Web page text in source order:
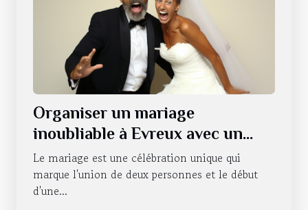
Organiser un mariage
inoubliable à Evreux avec un
photobooth
Le mariage est une célébration unique qui
marque l'union de deux personnes et le début
d'une...